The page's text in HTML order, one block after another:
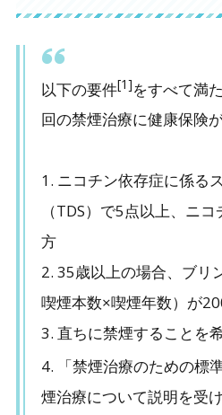
以下の要件[1]をすべて満
回の禁煙治療に健康保険
1. ニコチン依存症に係る
（TDS）で5点以上、ニ
方
2. 35歳以上の場合、ブリ
喫煙本数×喫煙年数）が
3. 直ちに禁煙することを
4. 「禁煙治療のための標
煙治療について説明を受